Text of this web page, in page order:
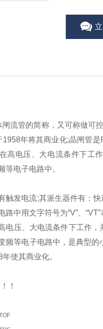
流管的简称，又可称做可
年将其商业化;晶闸管
高电压、大电流条件下工
等电子电路中。
触发电流;其派生器件有：
中用文字符号为“V”、“VT”
电压、大电流条件下工作
频等电子电路中，是典型
使其商业化。
！